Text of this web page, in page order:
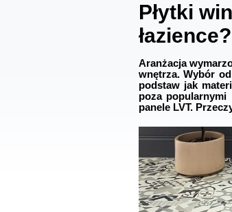
Płytki
łazience?
Aranżacja
wnętrza. Wybór
podstaw jak
poza popularnymi
panele LVT.